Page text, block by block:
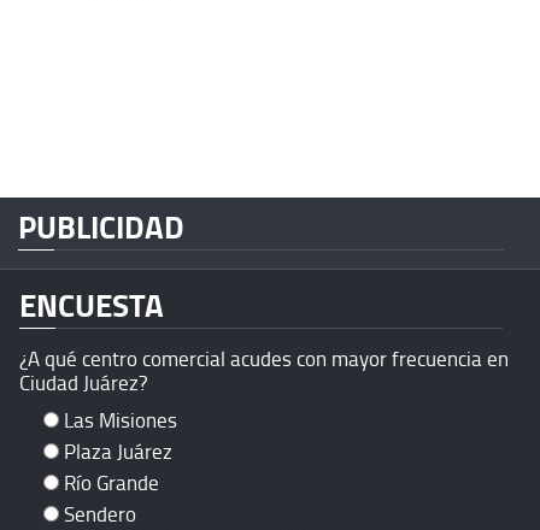
PUBLICIDAD
ENCUESTA
¿A qué centro comercial acudes con mayor frecuencia en
Ciudad Juárez?
Las Misiones
Plaza Juárez
Río Grande
Sendero